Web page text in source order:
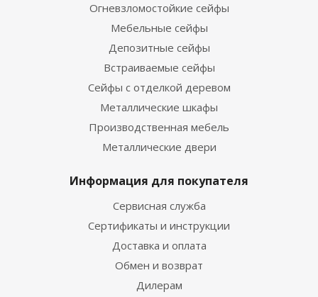
Огневзломостойкие сейфы
Мебельные сейфы
Депозитные сейфы
Встраиваемые сейфы
Сейфы с отделкой деревом
Металлические шкафы
Производственная мебель
Металлические двери
Информация для покупателя
Сервисная служба
Сертификаты и инструкции
Доставка и оплата
Обмен и возврат
Дилерам